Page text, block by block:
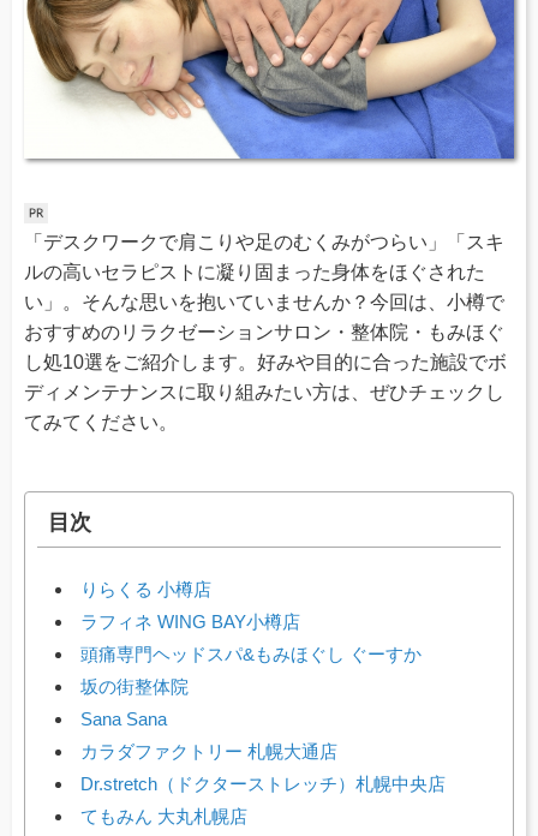
「デスクワークで肩こりや足のむくみがつらい」「スキ
ルの高いセラピストに凝り固まった身体をほぐされた
い」。そんな思いを抱いていませんか？今回は、小樽で
おすすめのリラクゼーションサロン・整体院・もみほぐ
し処10選をご紹介します。好みや目的に合った施設でボ
ディメンテナンスに取り組みたい方は、ぜひチェックし
てみてください。
目次
りらくる 小樽店
ラフィネ WING BAY小樽店
頭痛専門ヘッドスパ&もみほぐし ぐーすか
坂の街整体院
Sana Sana
カラダファクトリー 札幌大通店
Dr.stretch（ドクターストレッチ）札幌中央店
てもみん 大丸札幌店